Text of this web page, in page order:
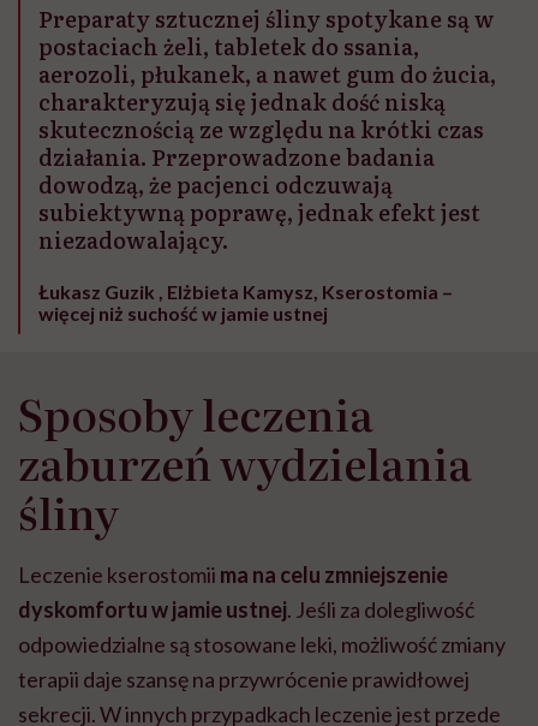
Preparaty sztucznej śliny spotykane są w
postaciach żeli, tabletek do ssania,
aerozoli, płukanek, a nawet gum do żucia,
charakteryzują się jednak dość niską
skutecznością ze względu na krótki czas
działania. Przeprowadzone badania
dowodzą, że pacjenci odczuwają
subiektywną poprawę, jednak efekt jest
niezadowalający.
Łukasz Guzik , Elżbieta Kamysz, Kserostomia –
więcej niż suchość w jamie ustnej
Sposoby leczenia
zaburzeń wydzielania
śliny
Leczenie kserostomii ma na celu zmniejszenie
dyskomfortu w jamie ustnej. Jeśli za dolegliwość
odpowiedzialne są stosowane leki, możliwość zmiany
terapii daje szansę na przywrócenie prawidłowej
sekrecji. W innych przypadkach leczenie jest przede